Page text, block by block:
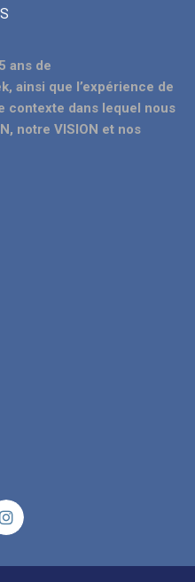
ans de
ainsi que l’expérience de
contexte dans lequel nous
notre VISION et nos